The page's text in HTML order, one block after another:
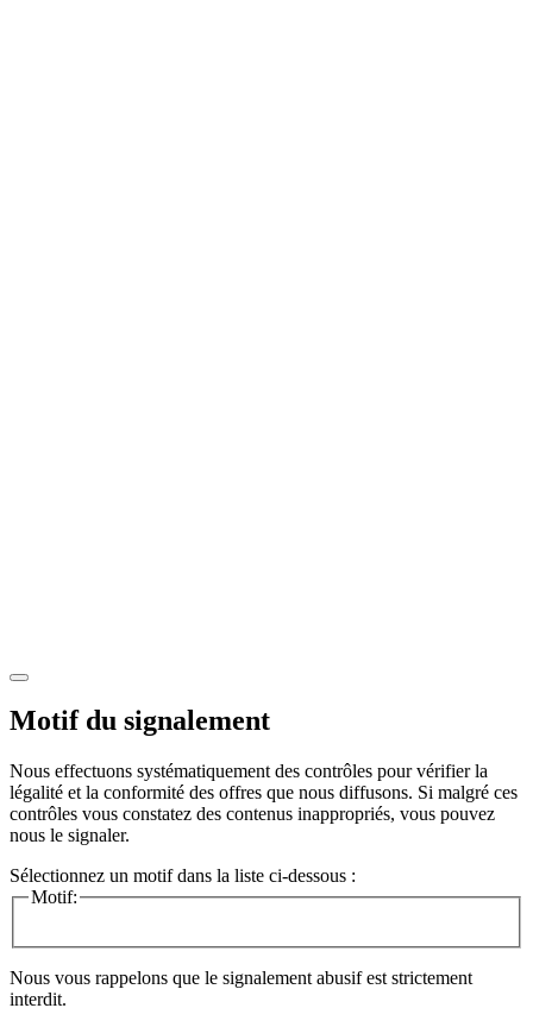
Motif du signalement
Nous effectuons systématiquement des contrôles pour vérifier la
légalité et la conformité des offres que nous diffusons. Si malgré ces
contrôles vous constatez des contenus inappropriés, vous pouvez
nous le signaler.
Sélectionnez un motif dans la liste ci-dessous :
Motif:
Nous vous rappelons que le signalement abusif est strictement
interdit.